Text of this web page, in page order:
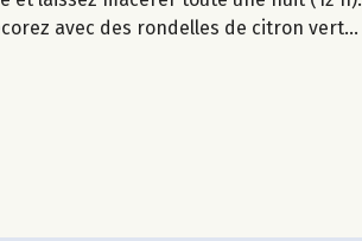
avec des rondelles de citron vert…